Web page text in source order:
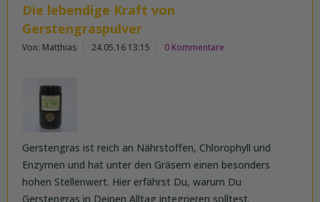
Die lebendige Kraft von
Gerstengraspulver
Von: Matthias 24.05.16 13:15 0 Kommentare
Gerstengras ist reich an Nährstoffen, Chlorophyll und
Enzymen und hat unter den Gräsern einen besonders
hohen Stellenwert. Hier erfährst Du, warum Du
Gerstengras in Deinen Alltag integrieren solltest.